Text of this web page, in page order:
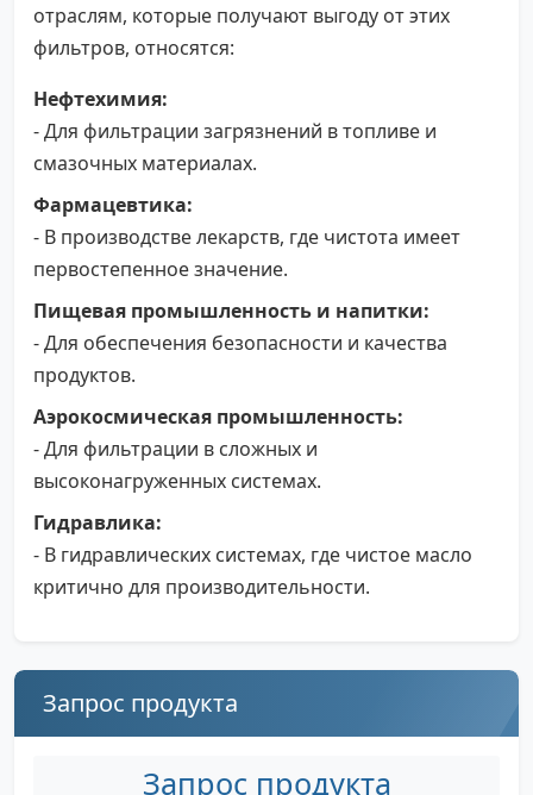
отраслям, которые получают выгоду от этих
фильтров, относятся:
Нефтехимия:
- Для фильтрации загрязнений в топливе и
смазочных материалах.
Фармацевтика:
- В производстве лекарств, где чистота имеет
первостепенное значение.
Пищевая промышленность и напитки:
- Для обеспечения безопасности и качества
продуктов.
Аэрокосмическая промышленность:
- Для фильтрации в сложных и
высоконагруженных системах.
Гидравлика:
- В гидравлических системах, где чистое масло
критично для производительности.
Запрос продукта
Запрос продукта